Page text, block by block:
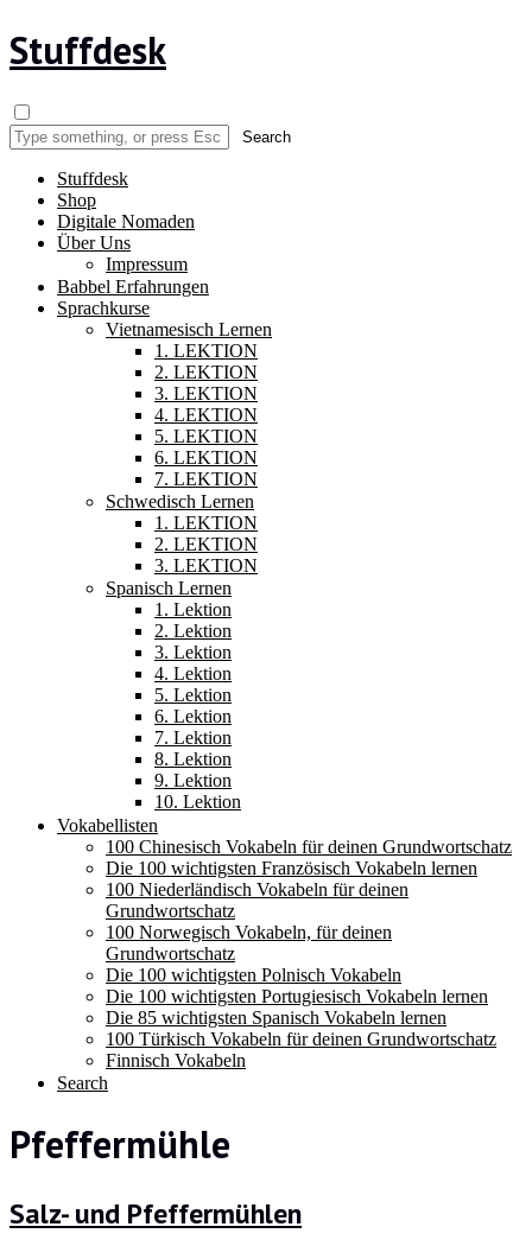
Stuffdesk
Stuffdesk
Shop
Digitale Nomaden
Über Uns
Impressum
Babbel Erfahrungen
Sprachkurse
Vietnamesisch Lernen
1. LEKTION
2. LEKTION
3. LEKTION
4. LEKTION
5. LEKTION
6. LEKTION
7. LEKTION
Schwedisch Lernen
1. LEKTION
2. LEKTION
3. LEKTION
Spanisch Lernen
1. Lektion
2. Lektion
3. Lektion
4. Lektion
5. Lektion
6. Lektion
7. Lektion
8. Lektion
9. Lektion
10. Lektion
Vokabellisten
100 Chinesisch Vokabeln für deinen Grundwortschatz
Die 100 wichtigsten Französisch Vokabeln lernen
100 Niederländisch Vokabeln für deinen
Grundwortschatz
100 Norwegisch Vokabeln, für deinen
Grundwortschatz
Die 100 wichtigsten Polnisch Vokabeln
Die 100 wichtigsten Portugiesisch Vokabeln lernen
Die 85 wichtigsten Spanisch Vokabeln lernen
100 Türkisch Vokabeln für deinen Grundwortschatz
Finnisch Vokabeln
Search
Pfeffermühle
Salz- und Pfeffermühlen